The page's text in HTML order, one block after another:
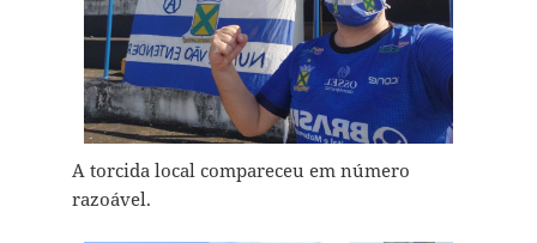
A torcida local compareceu em número
razoável.